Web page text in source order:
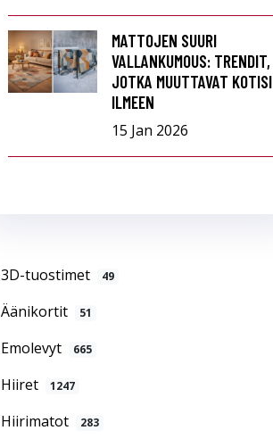
MATTOJEN SUURI
VALLANKUMOUS: TRENDIT,
JOTKA MUUTTAVAT KOTISI
ILMEEN
15 Jan 2026
3D-tuostimet 49
Äänikortit 51
Emolevyt 665
Hiiret 1247
Hiirimatot 283